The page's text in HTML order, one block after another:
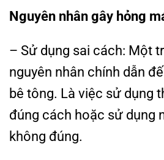
Nguyên nhân gây hỏng
– Sử dụng sai cách: Một
nguyên nhân chính dẫn
bê tông. Là việc sử dụng
đúng cách hoặc sử dụng
không đúng.